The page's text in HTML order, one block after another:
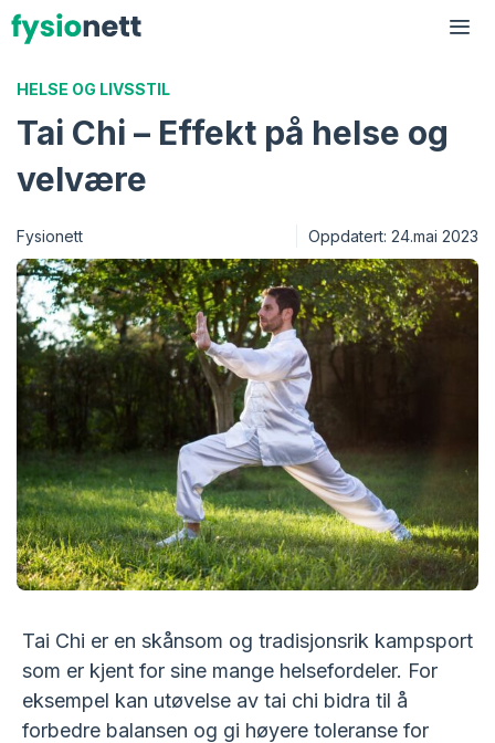
Hopp
til
HELSE OG LIVSSTIL
Tai Chi – Effekt på helse og
velvære
Fysionett Oppdatert: 24.mai 2023
Tai Chi er en skånsom og tradisjonsrik kampsport
som er kjent for sine mange helsefordeler. For
eksempel kan utøvelse av tai chi bidra til å
forbedre balansen og gi høyere toleranse for